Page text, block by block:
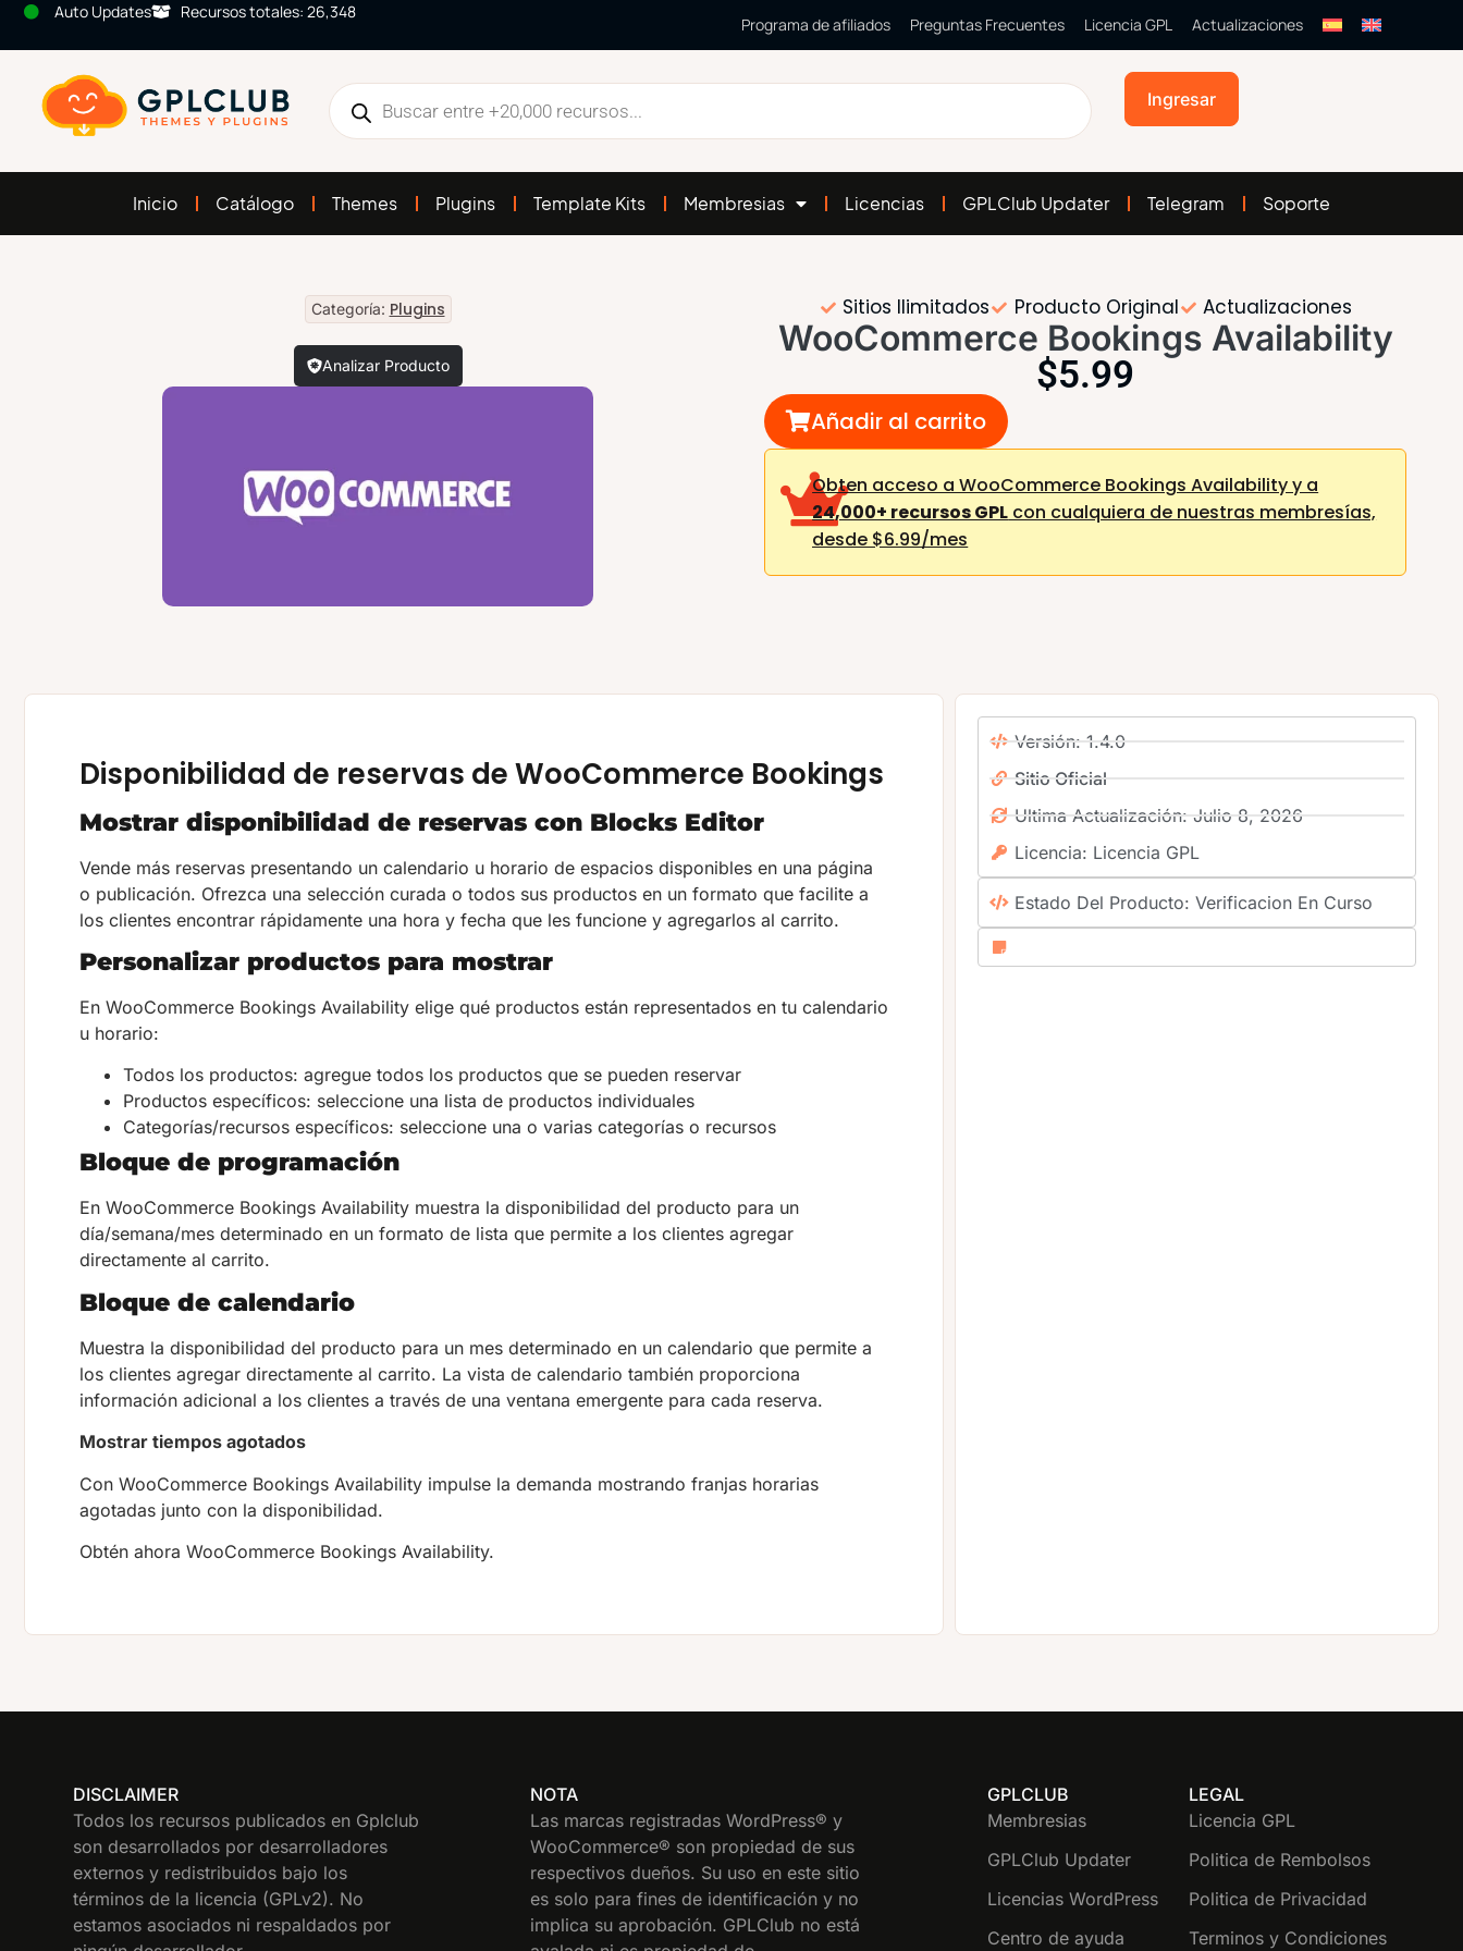
Auto Updates Recursos totales: 26,348
Programa de afiliados Preguntas Frecuentes Licencia GPL Actualizaciones
Ingresar
Inicio Catálogo Themes Plugins Template Kits Membresias Licencias GPLClub Updater Telegram Soporte
Categoría: Plugins
Analizar Producto
Sitios Ilimitados Producto Original Actualizaciones
WooCommerce Bookings Availability
$5.99
Añadir al carrito
Obten acceso a WooCommerce Bookings Availability y a
24,000+ recursos GPL con cualquiera de nuestras membresías,
desde $6.99/mes
Disponibilidad de reservas de WooCommerce Bookings
Mostrar disponibilidad de reservas con Blocks Editor
Vende más reservas presentando un calendario u horario de espacios disponibles en una página
o publicación. Ofrezca una selección curada o todos sus productos en un formato que facilite a
los clientes encontrar rápidamente una hora y fecha que les funcione y agregarlos al carrito.
Personalizar productos para mostrar
En WooCommerce Bookings Availability elige qué productos están representados en tu calendario
u horario:
Todos los productos: agregue todos los productos que se pueden reservar
Productos específicos: seleccione una lista de productos individuales
Categorías/recursos específicos: seleccione una o varias categorías o recursos
Bloque de programación
En WooCommerce Bookings Availability muestra la disponibilidad del producto para un
día/semana/mes determinado en un formato de lista que permite a los clientes agregar
directamente al carrito.
Bloque de calendario
Muestra la disponibilidad del producto para un mes determinado en un calendario que permite a
los clientes agregar directamente al carrito. La vista de calendario también proporciona
información adicional a los clientes a través de una ventana emergente para cada reserva.
Mostrar tiempos agotados
Con WooCommerce Bookings Availability impulse la demanda mostrando franjas horarias
agotadas junto con la disponibilidad.
Obtén ahora WooCommerce Bookings Availability.
Versión: 1.4.0
Sitio Oficial
Ultima Actualización: Julio 8, 2026
Licencia: Licencia GPL
Estado Del Producto: Verificacion En Curso
DISCLAIMER
Todos los recursos publicados en Gplclub
son desarrollados por desarrolladores
externos y redistribuidos bajo los
términos de la licencia (GPLv2). No
estamos asociados ni respaldados por
NOTA
Las marcas registradas WordPress® y
WooCommerce® son propiedad de sus
respectivos dueños. Su uso en este sitio
es solo para fines de identificación y no
implica su aprobación. GPLClub no está
GPLCLUB
Membresias
GPLClub Updater
Licencias WordPress
Centro de ayuda
LEGAL
Licencia GPL
Politica de Rembolsos
Politica de Privacidad
Terminos y Condiciones